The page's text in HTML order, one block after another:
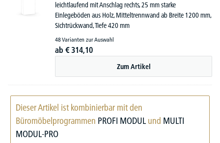
leichtlaufend mit Anschlag rechts, 25 mm starke
Einlegeböden aus Holz, Mitteltrennwand ab Breite 1200 mm,
Sichtrückwand, Tiefe 420 mm
48 Varianten zur Auswahl
ab € 314,10
Zum Artikel
Dieser Artikel ist kombinierbar mit den
Büromöbelprogrammen PROFI MODULund MULTI
MODUL-PRO